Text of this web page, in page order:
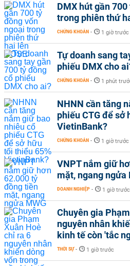
DMX hút gần
trong phiên thứ
CHỨNG KHOÁN - 1 giờ trước
Tự doanh sang
phiếu DMX cho
CHỨNG KHOÁN - 1 phút
NHNN cần tăng
phiếu CTG để sở
VietinBank?
CHỨNG KHOÁN - 1 giờ trước
VNPT nắm giữ
mặt, ngang ngửa
DOANH NGHIỆP - 1 giờ trước
Chuyên gia
nguyên nhân
kinh tế còn 'tắc
THỜI SỰ - 1 giờ trước